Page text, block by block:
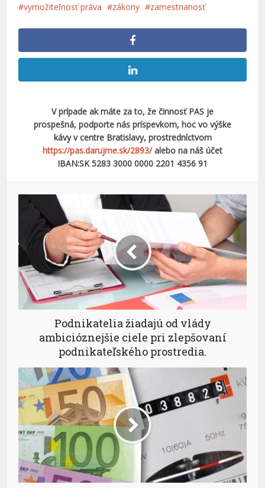
vymožiteľnosť práva
zákony zamestnanosť
V prípade ak máte za to, že činnosť PAS je
prospešná, podporte nás príspevkom, hoc vo výške
kávy v centre Bratislavy, prostredníctvom
https://pas.darujme.sk/2893/alebo na náš účet
IBAN:SK 5283 3000 0000 2201 4356 91
Podnikatelia žiadajú od vlády
ambicióznejšie ciele pri zlepšovaní
podnikateľského prostredia.